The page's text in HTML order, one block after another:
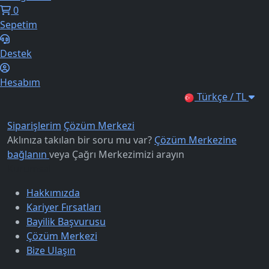
0
Sepetim
Destek
Hesabım
Türkçe / TL
Siparişlerim Çözüm Merkezi
Aklınıza takılan bir soru mu var? Çözüm Merkezine
bağlanın veya Çağrı Merkezimizi arayın
Hakkımızda
Kariyer Fırsatları
Bayilik Başvurusu
Çözüm Merkezi
Bize Ulaşın